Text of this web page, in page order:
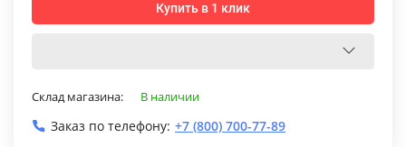
Купить в 1 клик
Склад магазина: В наличии
Заказ по телефону: +7 (800) 700-77-89